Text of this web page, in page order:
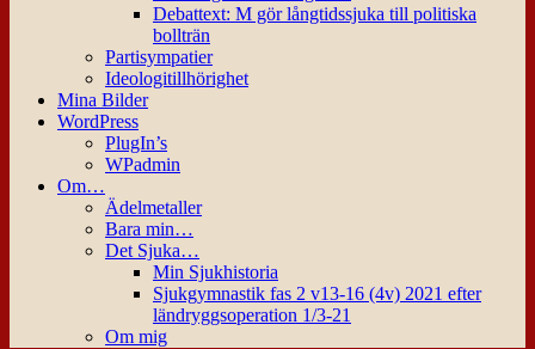
Debattext: M gör långtidssjuka till politiska
bollträn
Partisympatier
Ideologitillhörighet
Mina Bilder
WordPress
PlugIn’s
WPadmin
Om…
Ädelmetaller
Bara min…
Det Sjuka…
Min Sjukhistoria
Sjukgymnastik fas 2 v13-16 (4v) 2021 efter
ländryggsoperation 1/3-21
Om mig